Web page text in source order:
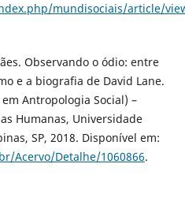
mundisociais/article/
Observando o ódio: entre
e a biografia de David Lane.
Antropologia Social) –
Humanas, Universidade
SP, 2018. Disponível em:
Acervo/Detalhe/1060866.